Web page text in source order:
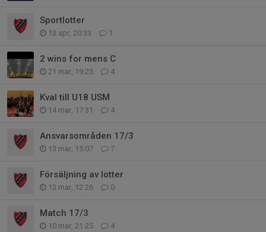
Sportlotter
13 apr, 20:33 1
2 wins for mens C
21 mar, 19:25 4
Kval till U18 USM
14 mar, 17:31 4
Ansvarsområden 17/3
13 mar, 15:07 7
Försäljning av lotter
13 mar, 12:26 0
Match 17/3
10 mar, 21:25 4